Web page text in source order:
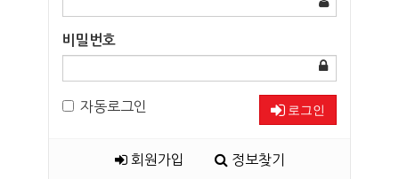
비밀번호
자동로그인 로그인
회원가입 정보찾기